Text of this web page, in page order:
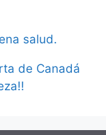
salud.
de Canadá